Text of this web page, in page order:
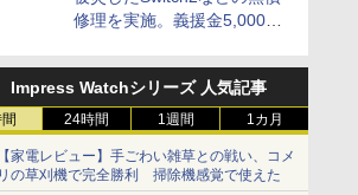
修理を実施。義援金5,000万
Impress Watchシリーズ 人気記事
24時間 1週間 1カ月
家電レビュー】手ごわい雑草との戦い、コメ
の草刈機で完全勝利 掃除機感覚で使えた